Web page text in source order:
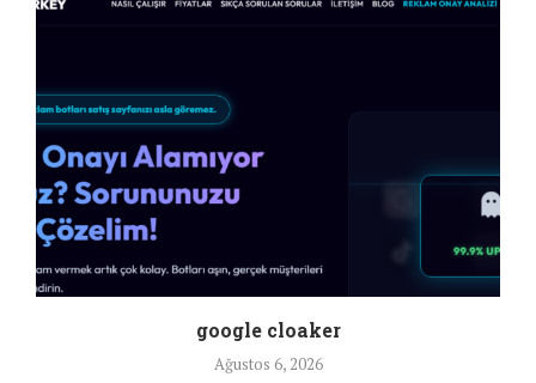
google cloaker
Ağustos 6, 2026